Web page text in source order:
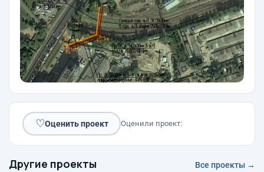
♡Оценить проект Оценили проект:
Другие проекты Все проекты →